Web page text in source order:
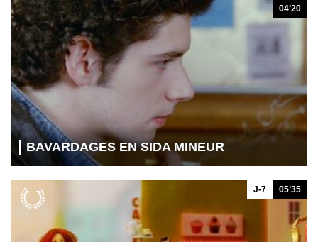
BAVARDAGES EN SIDA MINEUR
04’20
J-7 05’35